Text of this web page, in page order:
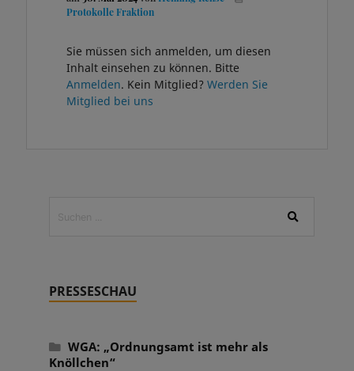
Protokolle Fraktion
Sie müssen sich anmelden, um diesen
Inhalt einsehen zu können. Bitte
Anmelden. Kein Mitglied? Werden Sie
Mitglied bei uns
PRESSESCHAU
WGA: „Ordnungsamt ist mehr als
Knöllchen“